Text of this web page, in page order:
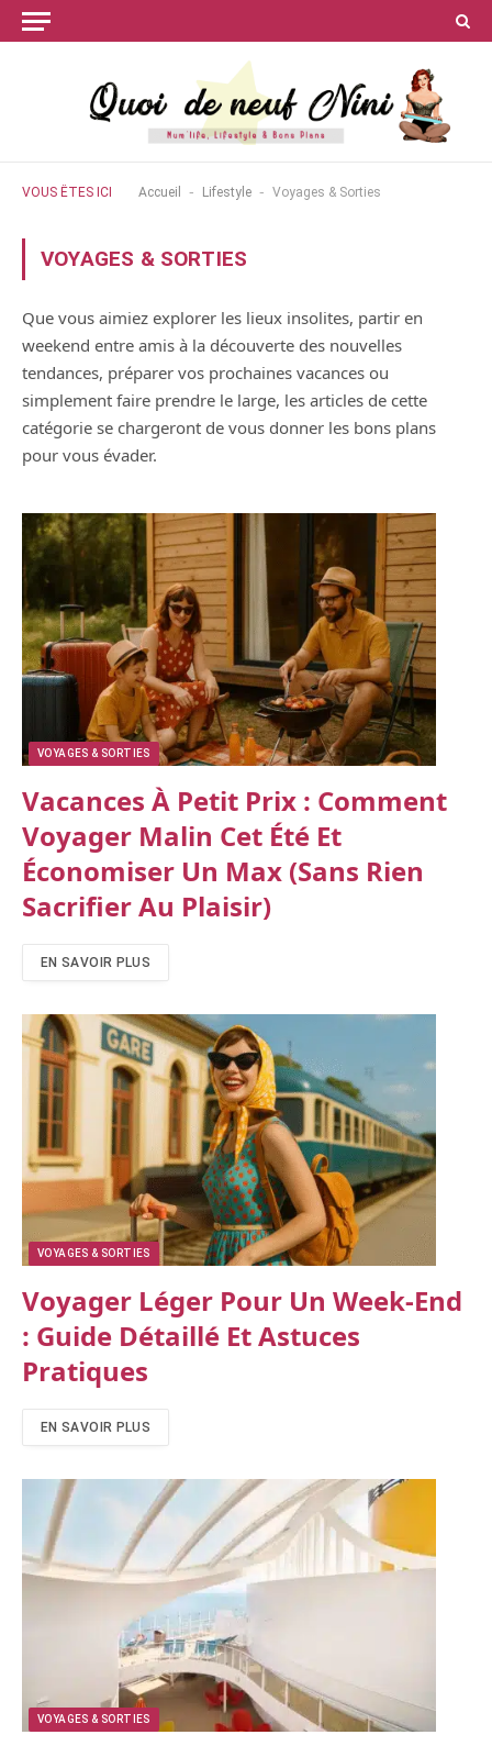
VOUS ÊTES ICI Accueil - Lifestyle - Voyages & Sorties
VOYAGES & SORTIES
Que vous aimiez explorer les lieux insolites, partir en
weekend entre amis à la découverte des nouvelles
tendances, préparer vos prochaines vacances ou
simplement faire prendre le large, les articles de cette
catégorie se chargeront de vous donner les bons plans
pour vous évader.
VOYAGES & SORTIES
Vacances À Petit Prix : Comment
Voyager Malin Cet Été Et
Économiser Un Max (sans Rien
Sacrifier Au Plaisir)
EN SAVOIR PLUS
VOYAGES & SORTIES
Voyager Léger Pour Un Week-End
: Guide Détaillé Et Astuces
Pratiques
EN SAVOIR PLUS
VOYAGES & SORTIES